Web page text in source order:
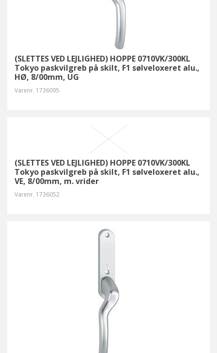
(SLETTES VED LEJLIGHED) HOPPE 0710VK/300KL
Tokyo paskvilgreb på skilt, F1 sølveloxeret alu.,
HØ, 8/00mm, UG
Varenr. 1736095
(SLETTES VED LEJLIGHED) HOPPE 0710VK/300KL
Tokyo paskvilgreb på skilt, F1 sølveloxeret alu.,
VE, 8/00mm, m. vrider
Varenr. 1736052